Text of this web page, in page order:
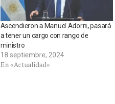
Ascendieron a Manuel Adorni, pasará
a tener un cargo con rango de
ministro
18 septiembre, 2024
En «Actualidad»